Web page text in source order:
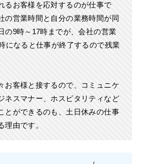
るお客様を応対するのが仕事で
の営業時間と自分の業務時間が同
の9時～17時までが、会社の営業
になると仕事が終了するので残業
お客様と接するので、コミュニケ
ネスマナー、ホスピタリティなど
とができるのも、土日休みの仕事
理由です。